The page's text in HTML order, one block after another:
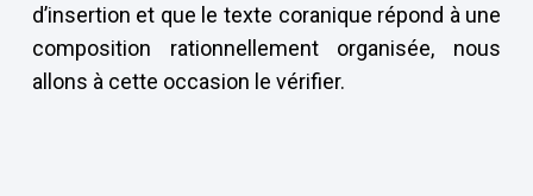
d’insertion et que le texte coranique répond à une
composition rationnellement organisée, nous
allons à cette occasion le vérifier.